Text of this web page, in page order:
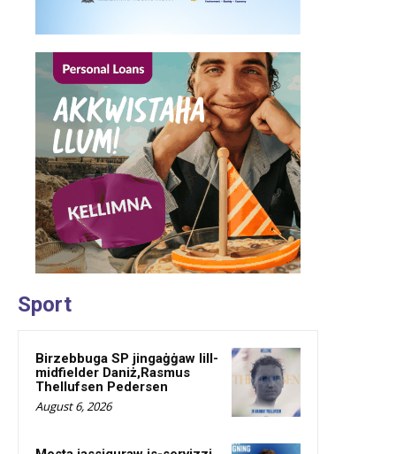
Sport
Birzebbuga SP jingaġġaw lill-
midfielder Daniż,Rasmus
Thellufsen Pedersen
August 6, 2026